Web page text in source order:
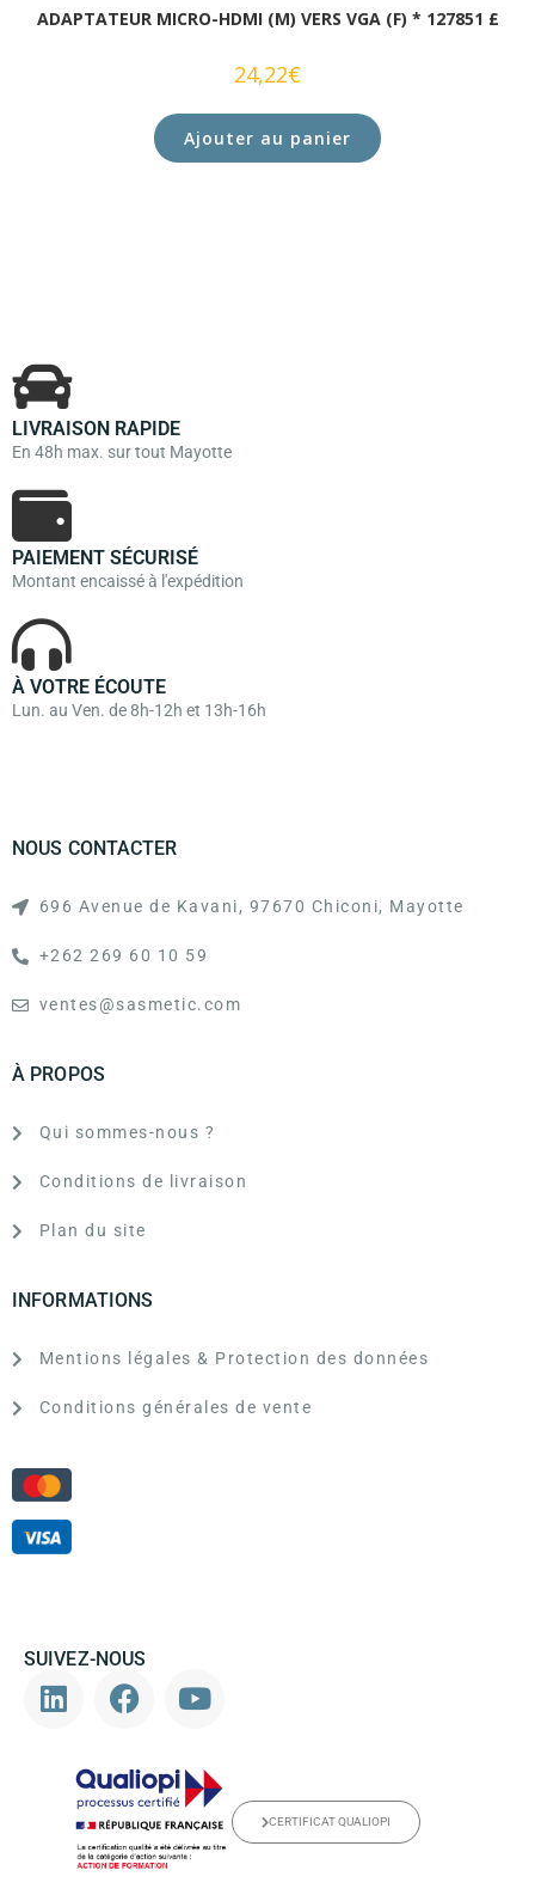
ADAPTATEUR MICRO-HDMI (M) VERS VGA (F) * 127851 £
24,22€
Ajouter au panier
LIVRAISON RAPIDE
En 48h max. sur tout Mayotte
PAIEMENT SÉCURISÉ
Montant encaissé à l'expédition
À VOTRE ÉCOUTE
Lun. au Ven. de 8h-12h et 13h-16h
NOUS CONTACTER
696 Avenue de Kavani, 97670 Chiconi, Mayotte
+262 269 60 10 59
ventes@sasmetic.com
À PROPOS
Qui sommes-nous ?
Conditions de livraison
Plan du site
INFORMATIONS
Mentions légales & Protection des données
Conditions générales de vente
SUIVEZ-NOUS
CERTIFICAT QUALIOPI